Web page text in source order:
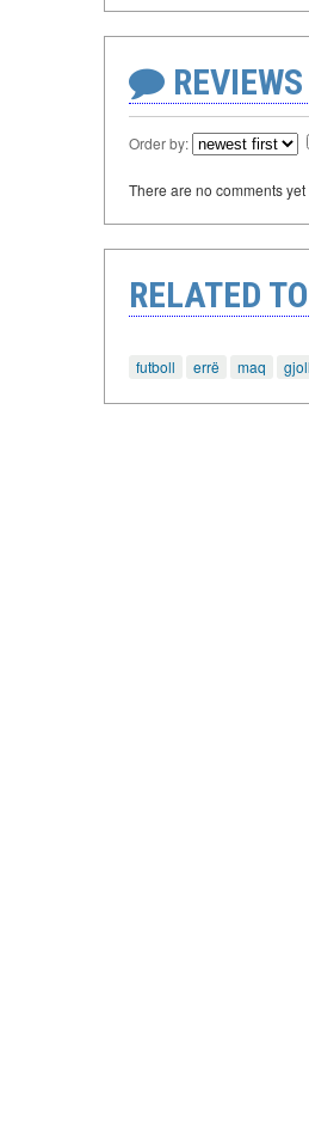
Order by:
There are no comments yet
RELATED
futboll errë maq